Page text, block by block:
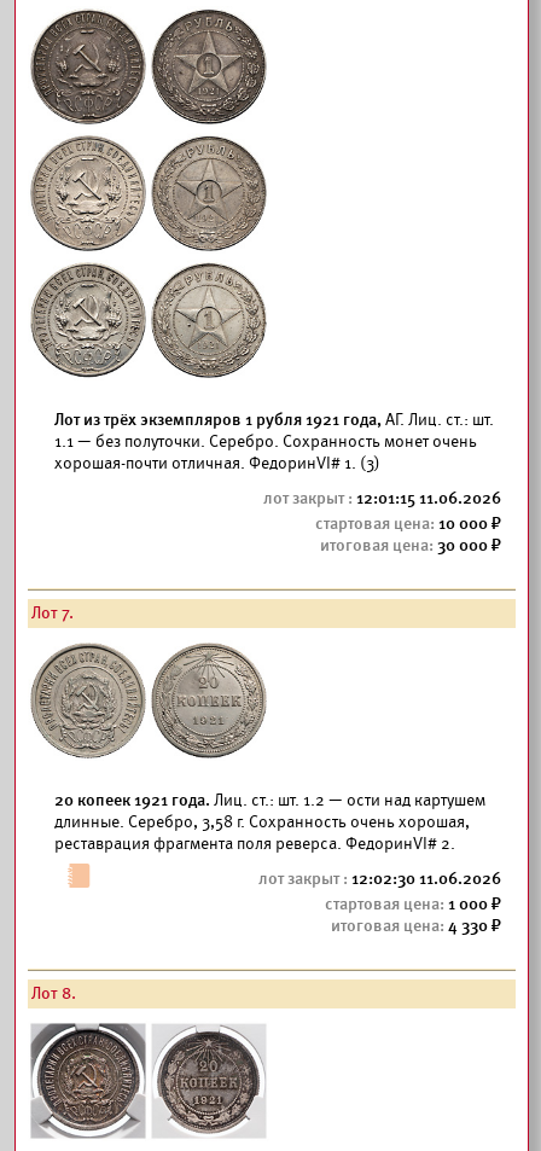
Лот из трёх экземпляров 1 рубля 1921 года,АГ. Лиц. ст.: шт.
1.1 — без полуточки. Серебро. Сохранность монет очень
хорошая-почти отличная. ФедоринVI# 1. (3)
12:01:15 11.06.2026
10 000
30 000
Лот 7.
20 копеек 1921 года. Лиц. ст.: шт. 1.2 — ости над картушем
длинные. Серебро, 3,58 г. Сохранность очень хорошая,
реставрация фрагмента поля реверса. ФедоринVI# 2.
12:02:30 11.06.2026
1 000
4 330
Лот 8.